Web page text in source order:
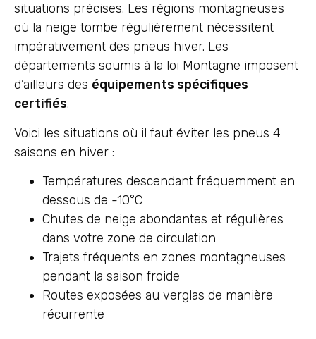
situations précises. Les régions montagneuses
où la neige tombe régulièrement nécessitent
impérativement des pneus hiver. Les
départements soumis à la loi Montagne imposent
d’ailleurs des équipements spécifiques
certifiés.
Voici les situations où il faut éviter les pneus 4
saisons en hiver :
Températures descendant fréquemment en
dessous de -10°C
Chutes de neige abondantes et régulières
dans votre zone de circulation
Trajets fréquents en zones montagneuses
pendant la saison froide
Routes exposées au verglas de manière
récurrente